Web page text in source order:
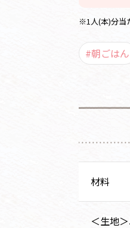
※1人(本)分当
#朝ごはん
材料
＜生地